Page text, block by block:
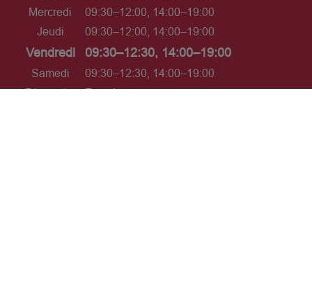
Mercredi
09:30–12:00, 14:00–19:00
Jeudi
09:30–12:00, 14:00–19:00
Vendredi 09:30–12:30, 14:00–19:00
Samedi
09:30–12:30, 14:00–19:00
Dimanche
Fermé